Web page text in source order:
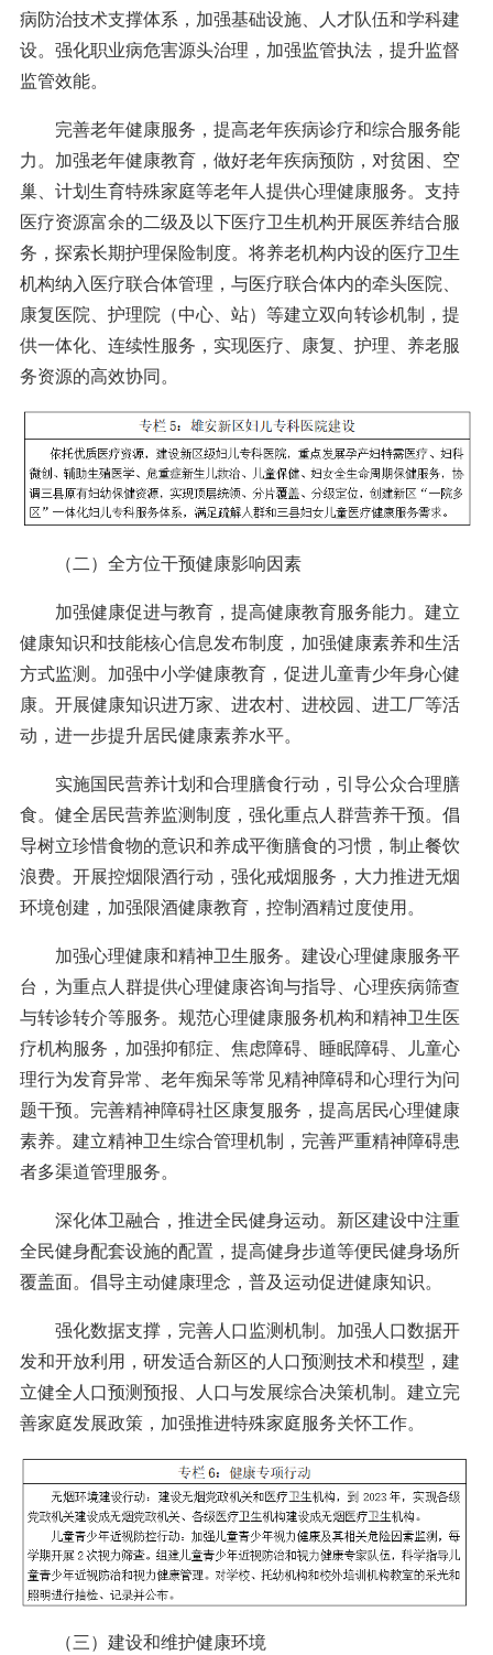
病防治技术支撑体系，加强基础设施、人才队伍和学科建
设。强化职业病危害源头治理，加强监管执法，提升监督
监管效能。
完善老年健康服务，提高老年疾病诊疗和综合服务能
力。加强老年健康教育，做好老年疾病预防，对贫困、空
巢、计划生育特殊家庭等老年人提供心理健康服务。支持
医疗资源富余的二级及以下医疗卫生机构开展医养结合服
务，探索长期护理保险制度。将养老机构内设的医疗卫生
机构纳入医疗联合体管理，与医疗联合体内的牵头医院、
康复医院、护理院（中心、站）等建立双向转诊机制，提
供一体化、连续性服务，实现医疗、康复、护理、养老服
务资源的高效协同。
（二）全方位干预健康影响因素
加强健康促进与教育，提高健康教育服务能力。建立
健康知识和技能核心信息发布制度，加强健康素养和生活
方式监测。加强中小学健康教育，促进儿童青少年身心健
康。开展健康知识进万家、进农村、进校园、进工厂等活
动，进一步提升居民健康素养水平。
实施国民营养计划和合理膳食行动，引导公众合理膳
食。健全居民营养监测制度，强化重点人群营养干预。倡
导树立珍惜食物的意识和养成平衡膳食的习惯，制止餐饮
浪费。开展控烟限酒行动，强化戒烟服务，大力推进无烟
环境创建，加强限酒健康教育，控制酒精过度使用。
加强心理健康和精神卫生服务。建设心理健康服务平
台，为重点人群提供心理健康咨询与指导、心理疾病筛查
与转诊转介等服务。规范心理健康服务机构和精神卫生医
疗机构服务，加强抑郁症、焦虑障碍、睡眠障碍、儿童心
理行为发育异常、老年痴呆等常见精神障碍和心理行为问
题干预。完善精神障碍社区康复服务，提高居民心理健康
素养。建立精神卫生综合管理机制，完善严重精神障碍患
者多渠道管理服务。
深化体卫融合，推进全民健身运动。新区建设中注重
全民健身配套设施的配置，提高健身步道等便民健身场所
覆盖面。倡导主动健康理念，普及运动促进健康知识。
强化数据支撑，完善人口监测机制。加强人口数据开
发和开放利用，研发适合新区的人口预测技术和模型，建
立健全人口预测预报、人口与发展综合决策机制。建立完
善家庭发展政策，加强推进特殊家庭服务关怀工作。
（三）建设和维护健康环境